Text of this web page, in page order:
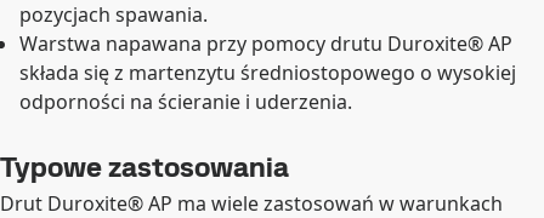
pozycjach spawania.
Warstwa napawana przy pomocy drutu Duroxite® AP
składa się z martenzytu średniostopowego o wysokiej
odporności na ścieranie i uderzenia.
Typowe zastosowania
Drut Duroxite® AP ma wiele zastosowań w warunkach